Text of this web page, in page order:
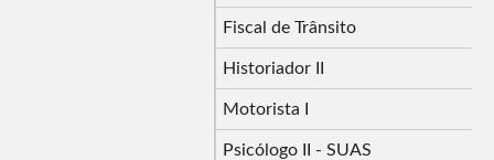
Fiscal de Trânsito
Historiador II
Motorista I
Psicólogo II - SUAS